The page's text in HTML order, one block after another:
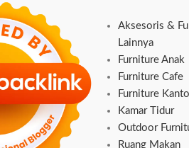
Aksesoris &
Lainnya
Furniture Anak
Furniture Cafe
Furniture
Kamar Tidur
Outdoor
Ruang Makan